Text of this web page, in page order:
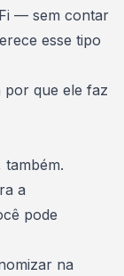
— sem contar
esse tipo
por que ele faz
também.
a
pode
na